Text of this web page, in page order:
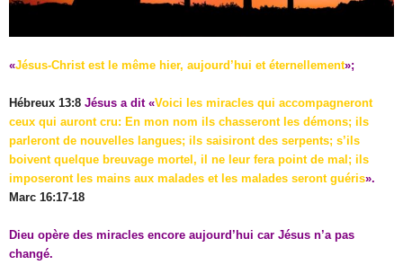
«Jésus-Christ est le même hier, aujourd’hui et éternellement»;
Hébreux 13:8 Jésus a dit «Voici les miracles qui accompagneront
ceux qui auront cru: En mon nom ils chasseront les démons; ils
parleront de nouvelles langues; ils saisiront des serpents; s’ils
boivent quelque breuvage mortel, il ne leur fera point de mal; ils
imposeront les mains aux malades et les malades seront guéris».
Marc 16:17-18
Dieu opère des miracles encore aujourd’hui car Jésus n’a pas
changé.